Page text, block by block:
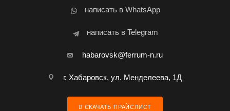
написать в WhatsApp
написать в Telegram
habarovsk@ferrum-n.ru
г. Хабаровск, ул. Менделеева, 1Д
СКАЧАТЬ ПРАЙСЛИСТ